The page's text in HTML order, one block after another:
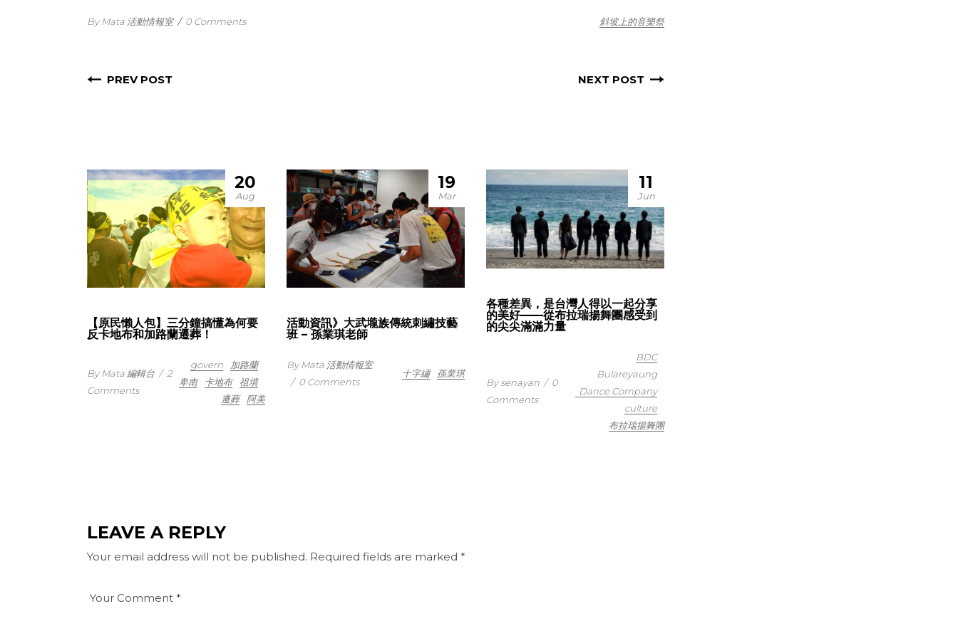
By Mata 活動情報室 / 0 Comments 斜坡上的音樂祭
PREV POST NEXT POST
20
Aug
【原民懶人包】三分鐘搞懂為何要
反卡地布和加路蘭遷葬！
By Mata 編輯台 / 2
Comments
govern
加路蘭
卑南
卡地布
祖墳
遷葬
阿美
19
Mar
活動資訊》大武壠族傳統刺繡技藝
班 – 孫業琪老師
By Mata 活動情報室
/ 0 Comments
十字繡 孫業琪
11
Jun
各種差異，是台灣人得以一起分享
的美好——從布拉瑞揚舞團感受到
的尖尖滿滿力量
By senayan / 0
Comments
BDC
Bulareyaung
Dance Company
culture
布拉瑞揚舞團
LEAVE A REPLY
Your email address will not be published. Required fields are marked *